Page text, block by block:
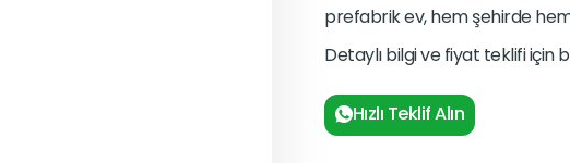
prefabrik ev, hem şehirde
Detaylı bilgi ve fiyat teklifi için
Hızlı Teklif Alın